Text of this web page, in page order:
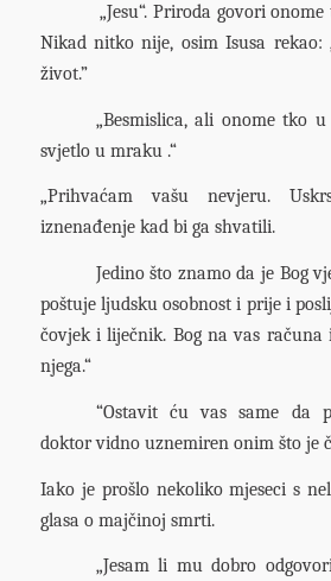
„Jesu“. Priroda govori onome
Nikad nitko nije, osim Isusa rekao:
život.”
„Besmislica, ali onome tko
svjetlo u mraku .“
„Prihvaćam vašu nevjeru.
iznenađenje kad bi ga shvatili.
Jedino što znamo da je Bog
poštuje ljudsku osobnost i prije i
čovjek i liječnik. Bog na vas
njega.“
“Ostavit ću vas same da
doktor vidno uznemiren onim što je
Iako je prošlo nekoliko mjeseci s
glasa o majčinoj smrti.
„Jesam li mu dobro